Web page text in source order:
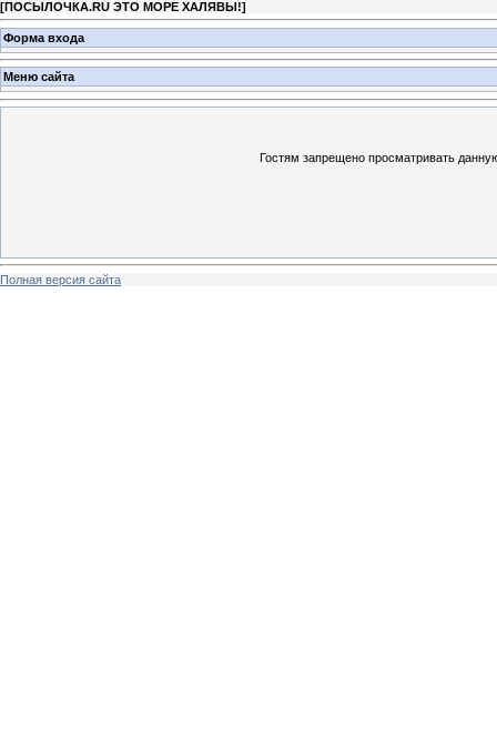
[ПОСЫЛОЧКА.RU ЭТО МОРЕ ХАЛЯВЫ!]
Форма входа
Меню сайта
Гостям запрещено просматривать
Полная версия сайта